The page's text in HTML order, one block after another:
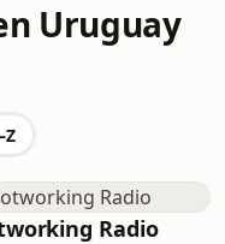
Uruguay
Radio